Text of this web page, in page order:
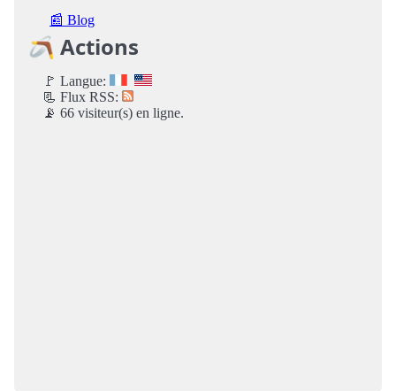
📰 Blog
🪃 Actions
🚩 Langue:
📃 Flux RSS:
📡 66 visiteur(s) en ligne.